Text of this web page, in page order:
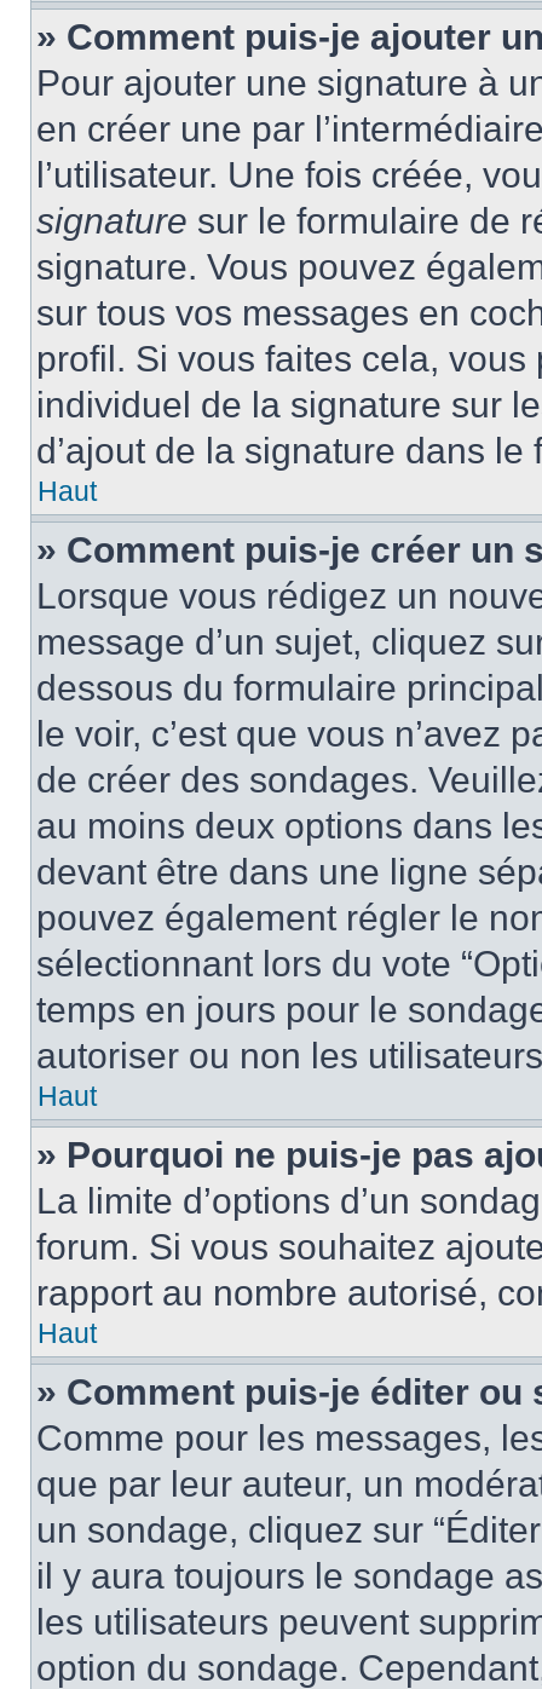
» Comment puis-je ajouter
Pour ajouter une signature à
en créer une par
l’utilisateur. Une fois créée,
signature sur le formulaire de
signature. Vous pouvez
sur tous vos messages en
profil. Si vous faites cela, vous
individuel de la signature sur
d’ajout de la signature dans
Haut
» Comment puis-je créer un
Lorsque vous rédigez un
message d’un sujet, cliquez
dessous du formulaire
le voir, c’est que vous n’avez
de créer des sondages.
au moins deux options dans
devant être dans une ligne
pouvez également régler le
sélectionnant lors du vote
temps en jours pour le
autoriser ou non les
Haut
» Pourquoi ne puis-je pas
La limite d’options d’un
forum. Si vous souhaitez
rapport au nombre autorisé,
Haut
» Comment puis-je éditer ou
Comme pour les messages,
que par leur auteur, un
un sondage, cliquez sur
il y aura toujours le sondage
les utilisateurs peuvent
option du sondage.